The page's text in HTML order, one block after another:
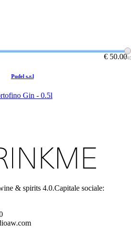
€ 50.00
Pudel s.r.l
Gin - 0.5l
& spirits 4.0.Capitale sociale: